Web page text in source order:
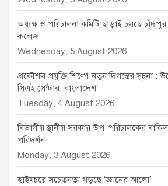
অধ্যক্ষ ও পরিচালনা কমিটি ছাড়াই চলছে
কলেজ
Wednesday, 5 August 2026
প্রকৌশল প্রযুক্তি শিল্পে নতুন দিগন্তের সূচনা :
সিএই সেন্টার, বাংলাদেশ’
Tuesday, 4 August 2026
বিভাগীয় স্থানীয় সরকার উপ-পরিচালকের
পরিদর্শন
Monday, 3 August 2026
হাইমচরে সচেতনতা গড়ছে ‘জ্ঞানের আলো’